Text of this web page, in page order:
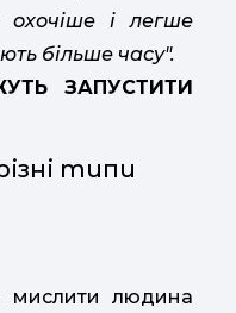
і легше
більше часу".
ЗАПУСТИТИ
типи
мислити людина